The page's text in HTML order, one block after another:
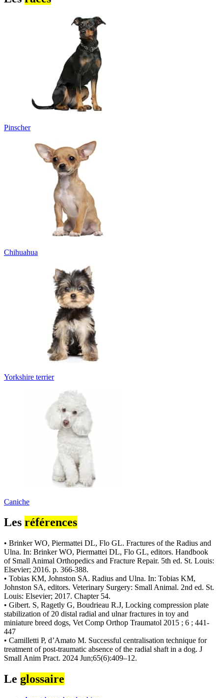
Pinscher
Chihuahua
Yorkshire terrier
Caniche
Les références
• Brinker WO, Piermattei DL, Flo GL. Fractures of the Radius and
Ulna. In: Brinker WO, Piermattei DL, Flo GL, editors. Handbook
of Small Animal Orthopedics and Fracture Repair. 5th ed. St. Louis:
Elsevier; 2016. p. 366-388.
• Tobias KM, Johnston SA. Radius and Ulna. In: Tobias KM,
Johnston SA, editors. Veterinary Surgery: Small Animal. 2nd ed. St.
Louis: Elsevier; 2017. Chapter 54.
• Gibert. S, Ragetly G, Boudrieau R.J, Locking compression plate
stabilization of 20 distal radial and ulnar fractures in toy and
miniature breed dogs, Vet Comp Orthop Traumatol 2015 ; 6 ; 441-
447
• Camilletti P, d’Amato M. Successful centralisation technique for
treatment of post-traumatic absence of the radial shaft in a dog. J
Small Anim Pract. 2024 Jun;65(6):409–12.
Le glossaire